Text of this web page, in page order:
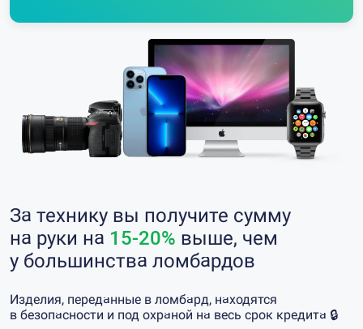
За технику вы получите сумму
на руки на 15-20% выше, чем
у большинства ломбардов
Изделия, переданные в ломбард, находятся
в безопасности и под охраной на весь срок кредита 🔒